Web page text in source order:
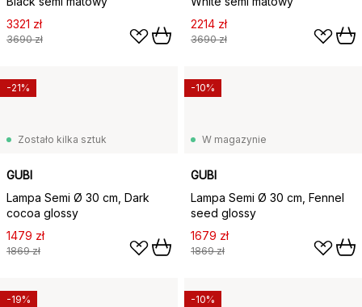
3321 zł
3690 zł
2214 zł
3690 zł
Zostało kilka sztuk
GUBI
Lampa Semi Ø 30 cm, Dark
cocoa glossy
1479 zł
1869 zł
-21%
W magazynie
GUBI
Lampa Semi Ø 30 cm, Fennel
seed glossy
1679 zł
1869 zł
-10%
-19% -10%